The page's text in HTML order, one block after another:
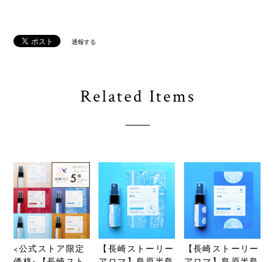
通報する
Related Items
<公式ストア限定
【長崎ストーリー
【長崎ストーリー